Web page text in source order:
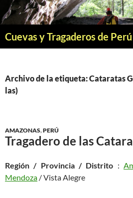
Saltar
al
Cuevas y Tragaderos de
Archivo de la etiqueta: Cataratas
las)
AMAZONAS,PERÚ
Tragadero de las
Región / Provincia / Distrito :
Mendoza / Vista Alegre